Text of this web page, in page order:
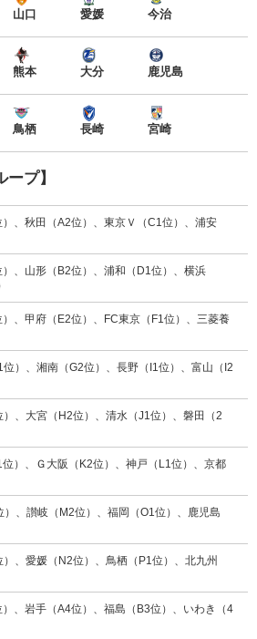
山口 愛媛 今治
熊本 大分 鹿児島
鳥栖 長崎 宮崎
プ】
、秋田（A2位）、東京Ｖ（C1位）、浦安
、山形（B2位）、浦和（D1位）、横浜
、甲府（E2位）、FC東京（F1位）、三菱養
位）、湘南（G2位）、長野（I1位）、富山（I2
）、大宮（H2位）、清水（J1位）、磐田（2
位）、Ｇ大阪（K2位）、神戸（L1位）、京都
）、讃岐（M2位）、福岡（O1位）、鹿児島
）、愛媛（N2位）、鳥栖（P1位）、北九州
）、岩手（A4位）、福島（B3位）、いわき（4